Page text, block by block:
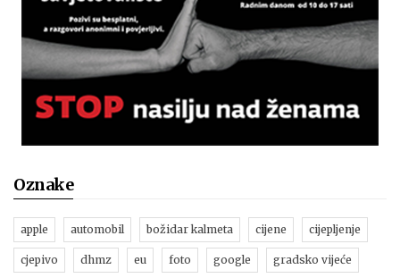
Oznake
apple automobil božidar kalmeta cijene cijepljenje
cjepivo dhmz eu foto google gradsko vijeće